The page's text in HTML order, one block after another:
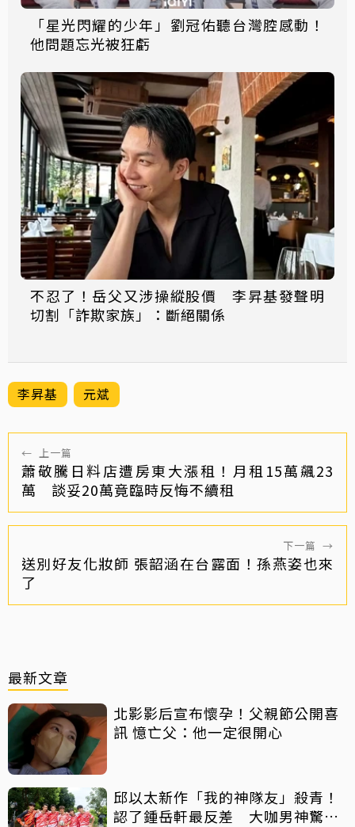
「星光閃耀的少年」劉冠佑聽台灣腔感動！
他問題忘光被狂虧
不忍了！岳父又涉操縱股價 李昇基發聲明
切割「詐欺家族」：斷絕關係
李昇基 元斌
← 上一篇
蕭敬騰日料店遭房東大漲租！月租15萬飆23
萬 談妥20萬竟臨時反悔不續租
下一篇 →
送別好友化妝師 張韶涵在台露面！孫燕姿也來
了
最新文章
北影影后宣布懷孕！父親節公開喜
訊 憶亡父：他一定很開心
邱以太新作「我的神隊友」殺青！
認了鍾岳軒最反差 大咖男神驚喜